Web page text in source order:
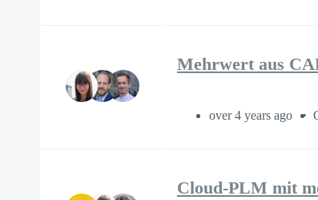
Mehrwert aus
over 4 years ago
Cloud-PLM mit